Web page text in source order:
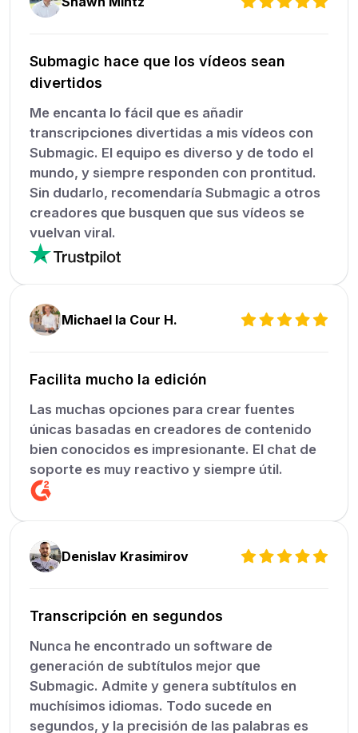
Submagic hace que los vídeos sean
divertidos
Me encanta lo fácil que es añadir
transcripciones divertidas a mis vídeos con
Submagic. El equipo es diverso y de todo el
mundo, y siempre responden con prontitud.
Sin dudarlo, recomendaría Submagic a otros
creadores que busquen que sus vídeos se
vuelvan viral.
Michael la Cour H.
Facilita mucho la edición
Las muchas opciones para crear fuentes
únicas basadas en creadores de contenido
bien conocidos es impresionante. El chat de
soporte es muy reactivo y siempre útil.
Denislav Krasimirov
Transcripción en segundos
Nunca he encontrado un software de
generación de subtítulos mejor que
Submagic. Admite y genera subtítulos en
muchísimos idiomas. Todo sucede en
segundos, y la precisión de las palabras es